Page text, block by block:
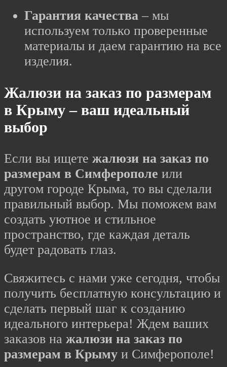
Гарантия качества – мы
используем только проверенные
материалы и даем гарантию на все
изделия.
Жалюзи на заказ по размерам
в Крыму – ваш идеальный
выбор
Если вы ищете жалюзи на заказ по
размерам в Симферополе или
другом городе Крыма, то вы сделали
правильный выбор. Мы поможем вам
создать уютное и стильное
пространство, где каждая деталь
будет радовать глаз.
Свяжитесь с нами уже сегодня, чтобы
получить бесплатную консультацию и
сделать первый шаг к созданию
идеального интерьера! Ждем ваших
заказов на жалюзи на заказ по
размерам в Крыму и Симферополе!